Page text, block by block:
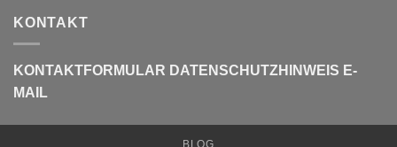
KONTAKT
KONTAKTFORMULAR DATENSCHUTZHINWEIS E-
MAIL
BLOG